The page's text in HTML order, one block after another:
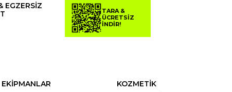
EGZERSİZ
TARA &
ÜCRETSİZ
İNDİR!
EKİPMANLAR
KOZMETİK